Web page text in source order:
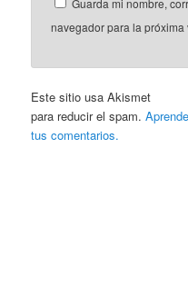
navegador para la próxima
Este sitio usa Akismet
para reducir el spam.
tus comentarios.